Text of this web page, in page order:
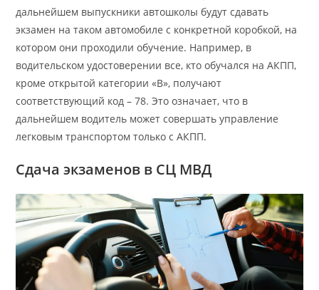
дальнейшем выпускники автошколы будут сдавать
экзамен на таком автомобиле с конкретной коробкой, на
котором они проходили обучение. Например, в
водительском удостоверении все, кто обучался на АКПП,
кроме открытой категории «В», получают
соответствующий код – 78. Это означает, что в
дальнейшем водитель может совершать управление
легковым транспортом только с АКПП.
Сдача экзаменов в СЦ МВД